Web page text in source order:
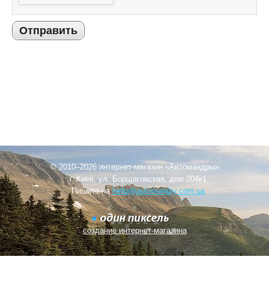
Отправить
© 2010–2026 интернет-магазин «Автомандры»
г. Киев, ул. Борщаговская, дом 204к1
Пишите наhello@automandry.com.ua
создание интернет-магазина